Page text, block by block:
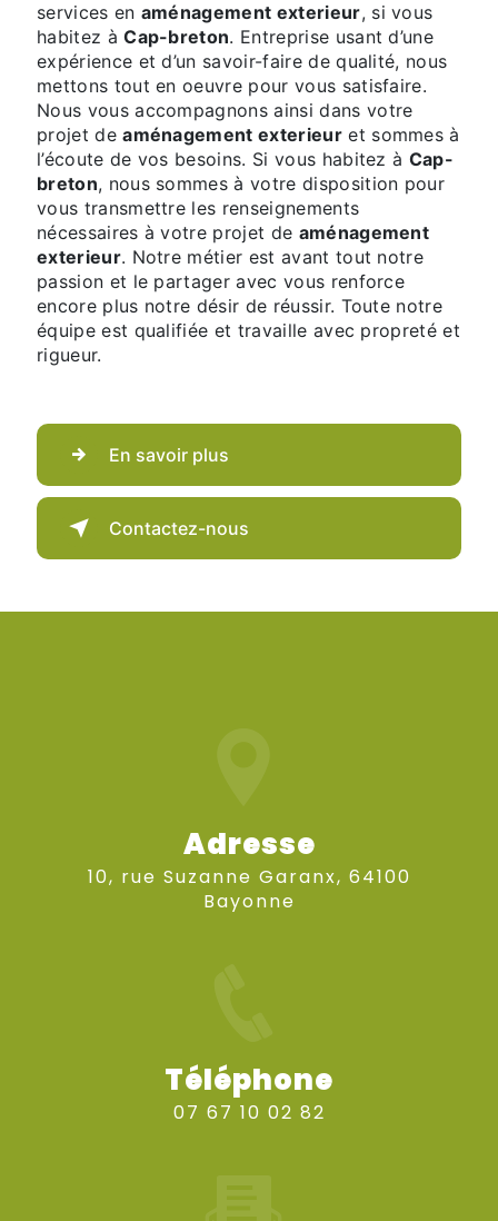
services en aménagement exterieur, si vous
habitez àCap-breton. Entreprise usant d’une
expérience et d’un savoir-faire de qualité, nous
mettons tout en oeuvre pour vous satisfaire.
Nous vous accompagnons ainsi dans votre
projet deaménagement exterieuret sommes à
l’écoute de vos besoins. Si vous habitez à Cap-
breton, nous sommes à votre disposition pour
vous transmettre les renseignements
nécessaires à votre projet de aménagement
exterieur. Notre métier est avant tout notre
passion et le partager avec vous renforce
encore plus notre désir de réussir. Toute notre
équipe est qualifiée et travaille avec propreté et
rigueur.
En savoir plus
Contactez-nous
Adresse
10, rue Suzanne Garanx, 64100
Bayonne
Téléphone
07 67 10 02 82